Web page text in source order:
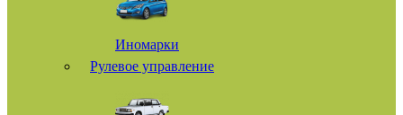
Иномарки
Рулевое управление